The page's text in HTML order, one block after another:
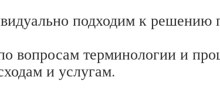
подходим к решению
вопросам терминологии и
и услугам.